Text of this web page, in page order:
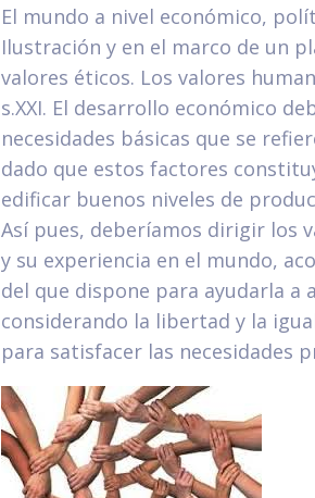
El mundo a nivel económico,
Ilustración y en el marco de un
valores éticos. Los valores
s.XXI. El desarrollo económico
necesidades básicas que se
dado que estos factores
edificar buenos niveles de
Así pues, deberíamos dirigir los
y su experiencia en el mundo,
del que dispone para ayudarla a
considerando la libertad y la
para satisfacer las necesidades